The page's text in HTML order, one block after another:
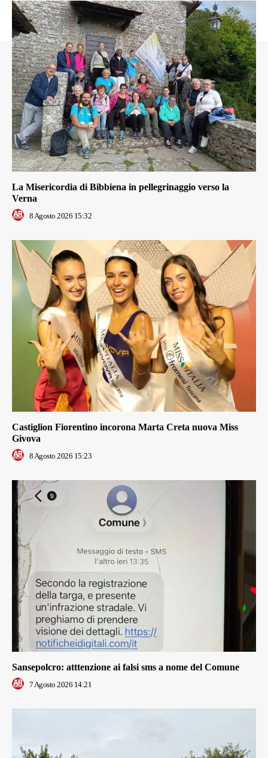
La Misericordia di Bibbiena in pellegrinaggio verso la
Verna
8 Agosto 2026 15:32
Castiglion Fiorentino incorona Marta Creta nuova Miss
Givova
8 Agosto 2026 15:23
Sansepolcro: atttenzione ai falsi sms a nome del Comune
7 Agosto 2026 14:21